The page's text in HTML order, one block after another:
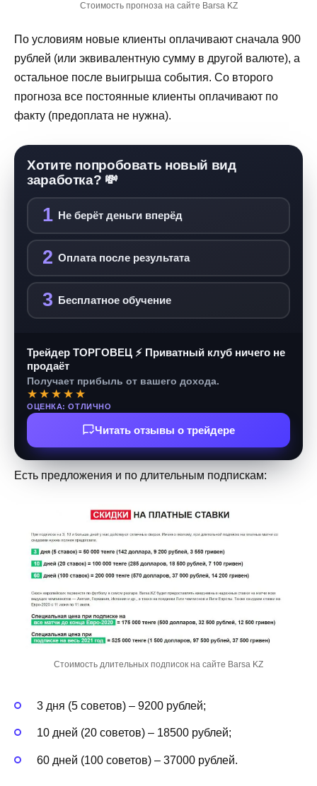
Стоимость прогноза на сайте Barsa KZ
По условиям новые клиенты оплачивают сначала 900
рублей (или эквивалентную сумму в другой валюте), а
остальное после выигрыша события. Со второго
прогноза все постоянные клиенты оплачивают по
факту (предоплата не нужна).
Хотите попробовать новый вид
заработка? 💸
1 Не берёт деньги вперёд
2 Оплата после результата
3 Бесплатное обучение
Трейдер ТОРГОВЕЦ ⚡ Приватный клуб ничего не
продаёт
Получает прибыль от вашего дохода.
★★★★★
ОЦЕНКА: ОТЛИЧНО
Читать отзывы о трейдере
Есть предложения и по длительным подпискам:
Стоимость длительных подписок на сайте Barsa KZ
3 дня (5 советов) – 9200 рублей;
10 дней (20 советов) – 18500 рублей;
60 дней (100 советов) – 37000 рублей.